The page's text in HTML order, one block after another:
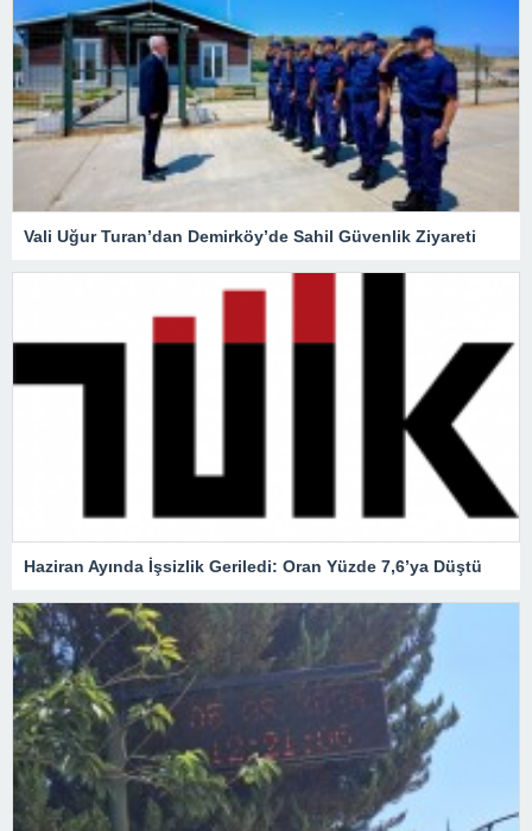
Vali Uğur Turan’dan Demirköy’de Sahil Güvenlik Ziyareti
Haziran Ayında İşsizlik Geriledi: Oran Yüzde 7,6’ya Düştü